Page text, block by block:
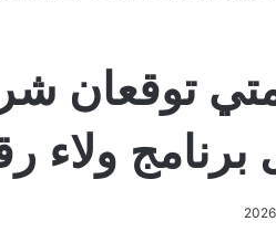
توقعان
برنامج ولاء